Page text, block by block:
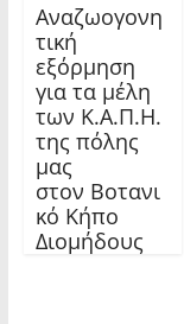
Αναζωογονη
τική
εξόρμηση
για τα μέλη
των Κ.Α.Π.Η.
της πόλης
μας
στον Βοτανι
κό Κήπο
Διομήδους